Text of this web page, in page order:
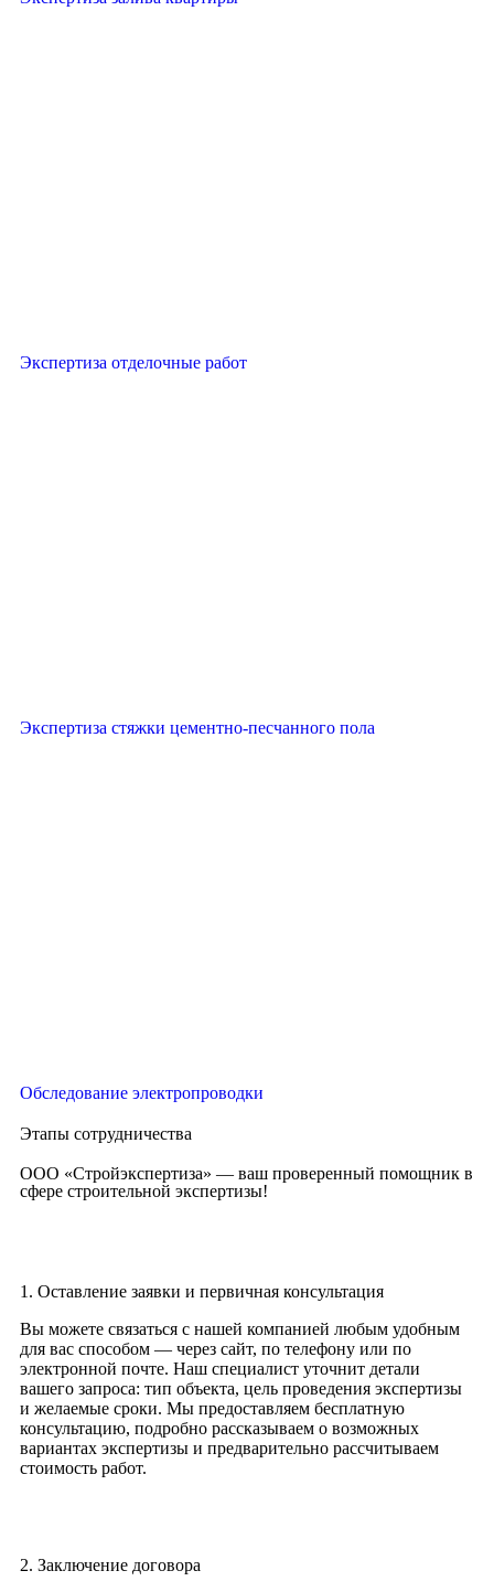
Экспертиза отделочные работ
Экспертиза стяжки цементно-песчанного пола
Обследование электропроводки
Этапы сотрудничества
ООО «Стройэкспертиза» — ваш проверенный помощник в
сфере строительной экспертизы!
1. Оставление заявки и первичная консультация
Вы можете связаться с нашей компанией любым удобным
для вас способом — через сайт, по телефону или по
электронной почте. Наш специалист уточнит детали
вашего запроса: тип объекта, цель проведения экспертизы
и желаемые сроки. Мы предоставляем бесплатную
консультацию, подробно рассказываем о возможных
вариантах экспертизы и предварительно рассчитываем
стоимость работ.
2. Заключение договора